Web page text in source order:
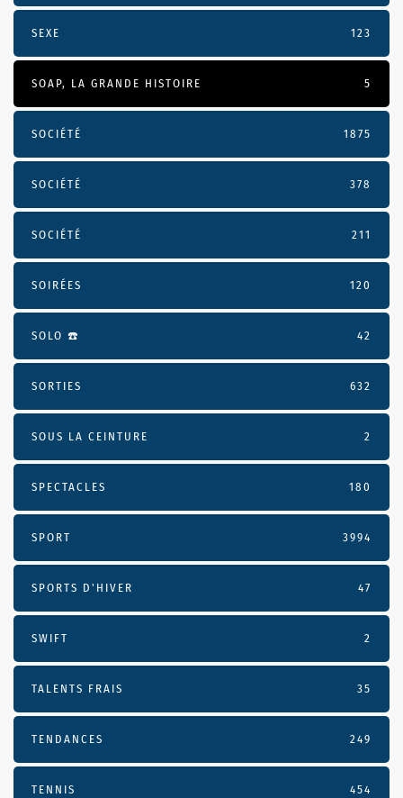
SEXE 123
SOAP, LA GRANDE HISTOIRE 5
SOCIÉTÉ 1875
SOCIÉTÉ 378
SOCIÉTÉ 211
SOIRÉES 120
SOLO ☎️ 42
SORTIES 632
SOUS LA CEINTURE 2
SPECTACLES 180
SPORT 3994
SPORTS D'HIVER 47
SWIFT 2
TALENTS FRAIS 35
TENDANCES 249
TENNIS 454